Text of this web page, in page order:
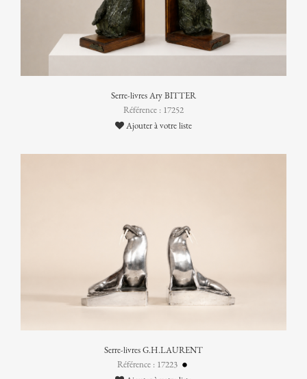
Serre-livres Ary BITTER
Référence : 17252
Ajouter à votre liste
Serre-livres G.H.LAURENT
Référence : 17223